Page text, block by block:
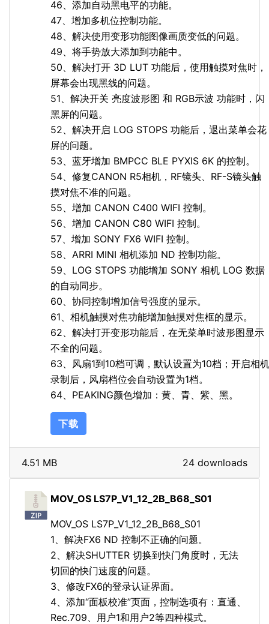
46、添加自动黑电平的功能。
47、增加多机位控制功能。
48、解决使用变形功能图像画质变低的问题。
49、将手势放大添加到功能中。
50、解决打开 3D LUT 功能后，使用触摸对焦时，
屏幕会出现黑线的问题。
51、解决开关 亮度波形图 和 RGB示波 功能时，闪
黑屏的问题。
52、解决开启 LOG STOPS 功能后，退出菜单会花
屏的问题。
53、蓝牙增加 BMPCC BLE PYXIS 6K 的控制。
54、修复CANON R5相机，RF镜头、RF-S镜头触
摸对焦不准的问题。
55、增加 CANON C400 WIFI 控制。
56、增加 CANON C80 WIFI 控制。
57、增加 SONY FX6 WIFI 控制。
58、ARRI MINI 相机添加 ND 控制功能。
59、LOG STOPS 功能增加 SONY 相机 LOG 数据
的自动同步。
60、协同控制增加信号强度的显示。
61、相机触摸对焦功能增加触摸对焦框的显示。
62、解决打开变形功能后，在无菜单时波形图显示
不全的问题。
63、风扇1到10档可调，默认设置为10档；开启相机
录制后，风扇档位会自动设置为1档。
64、PEAKING颜色增加：黄、青、紫、黑。
下载
24 downloads
4.51 MB
MOV_OS LS7P_V1_12_2B_B68_S01
MOV_OS LS7P_V1_12_2B_B68_S01
1、解决FX6 ND 控制不正确的问题。
2、解决SHUTTER 切换到快门角度时，无法
切回的快门速度的问题。
3、修改FX6的登录认证界面。
4、添加“面板校准”页面，控制选项有：直通、
Rec.709、用户1和用户2等四种模式。